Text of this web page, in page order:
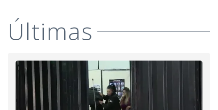
Últimas